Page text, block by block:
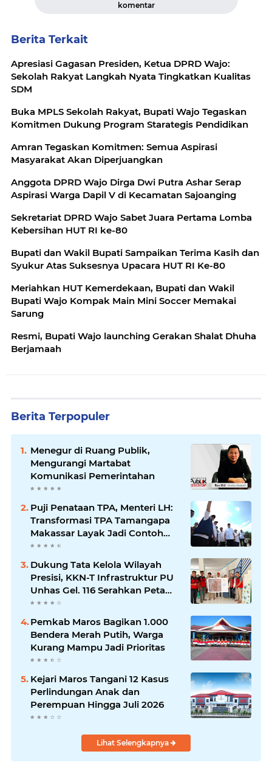
komentar
Berita Terkait
Apresiasi Gagasan Presiden, Ketua DPRD Wajo:
Sekolah Rakyat Langkah Nyata Tingkatkan Kualitas
SDM
Buka MPLS Sekolah Rakyat, Bupati Wajo Tegaskan
Komitmen Dukung Program Starategis Pendidikan
Amran Tegaskan Komitmen: Semua Aspirasi
Masyarakat Akan Diperjuangkan
Anggota DPRD Wajo Dirga Dwi Putra Ashar Serap
Aspirasi Warga Dapil V di Kecamatan Sajoanging
Sekretariat DPRD Wajo Sabet Juara Pertama Lomba
Kebersihan HUT RI ke-80
Bupati dan Wakil Bupati Sampaikan Terima Kasih dan
Syukur Atas Suksesnya Upacara HUT RI Ke-80
Meriahkan HUT Kemerdekaan, Bupati dan Wakil
Bupati Wajo Kompak Main Mini Soccer Memakai
Sarung
Resmi, Bupati Wajo launching Gerakan Shalat Dhuha
Berjamaah
Berita Terpopuler
Menegur di Ruang Publik,
Mengurangi Martabat
Komunikasi Pemerintahan
Puji Penataan TPA, Menteri LH:
Transformasi TPA Tamangapa
Makassar Layak Jadi Contoh
Nasional
Dukung Tata Kelola Wilayah
Presisi, KKN-T Infrastruktur PU
Unhas Gel. 116 Serahkan Peta
Batas Dusun Berbasis GIS ke
Desa Bonto Matene
Pemkab Maros Bagikan 1.000
Bendera Merah Putih, Warga
Kurang Mampu Jadi Prioritas
Kejari Maros Tangani 12 Kasus
Perlindungan Anak dan
Perempuan Hingga Juli 2026
Lihat Selengkapnya